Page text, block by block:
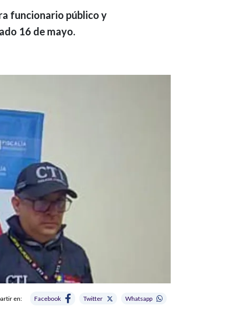
funcionario público y
16 de mayo.
en: Facebook Twitter Whatsapp